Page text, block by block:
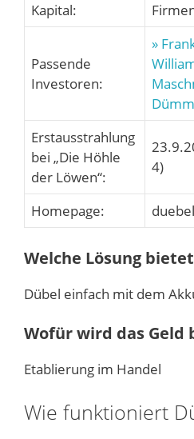
Kapital:
Passende
Investoren:
»
Erstausstrahlung
bei „Die Höhle
der Löwen“:
4)
Homepage:
Welche Lösung
Dübel einfach mit dem
Wofür wird das Geld
Etablierung im Handel
Wie funktioniert